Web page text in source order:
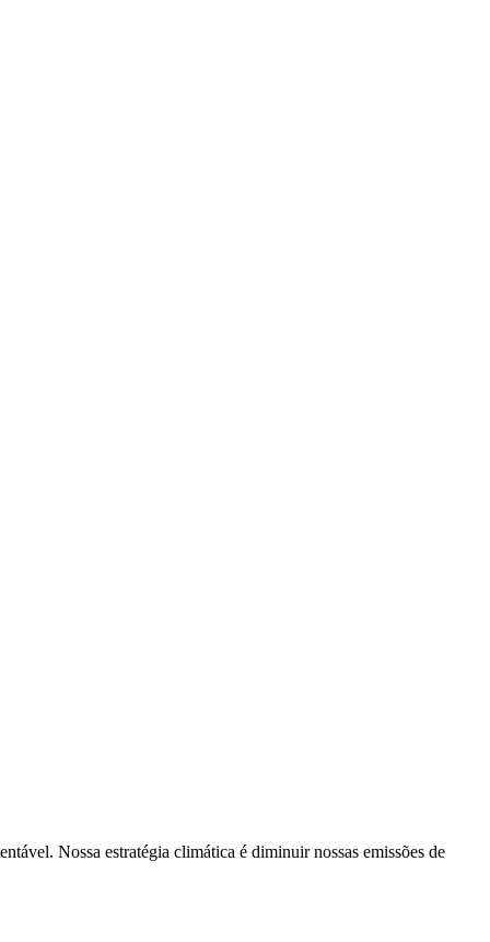
Nossa estratégia climática é diminuir nossas emissões de